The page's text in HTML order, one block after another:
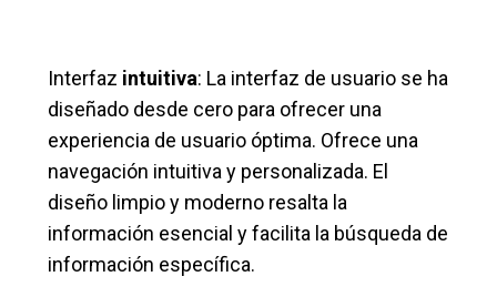
Interfaz intuitiva: La interfaz de usuario se ha
diseñado desde cero para ofrecer una
experiencia de usuario óptima. Ofrece una
navegación intuitiva y personalizada. El
diseño limpio y moderno resalta la
información esencial y facilita la búsqueda de
información específica.